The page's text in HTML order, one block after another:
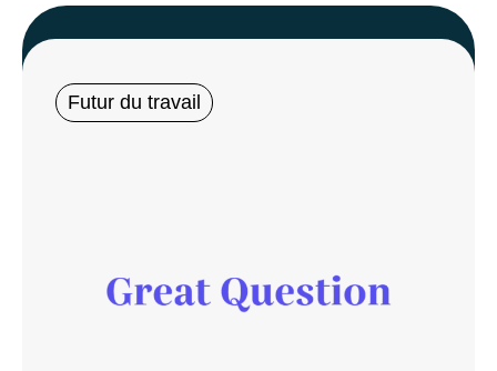
Futur du travail